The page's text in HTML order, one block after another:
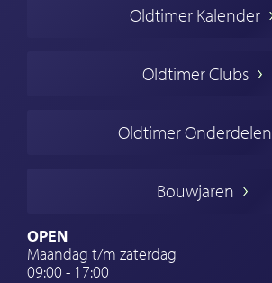
Amerikaanse oldtimers
Franse oldtimers
Zweedse oldtimers
Oldtimer verzekering
Oldtimer Kalender
Oldtimer Clubs
Oldtimer Onderdelen
Bouwjaren
OPEN
Maandag t/m zaterdag
09:00 - 17:00